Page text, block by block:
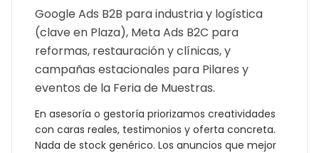
Google Ads B2B para industria y logística
(clave en Plaza), Meta Ads B2C para
reformas, restauración y clínicas, y
campañas estacionales para Pilares y
eventos de la Feria de Muestras.
En asesoría o gestoría priorizamos creatividades
con caras reales, testimonios y oferta concreta.
Nada de stock genérico. Los anuncios que mejor